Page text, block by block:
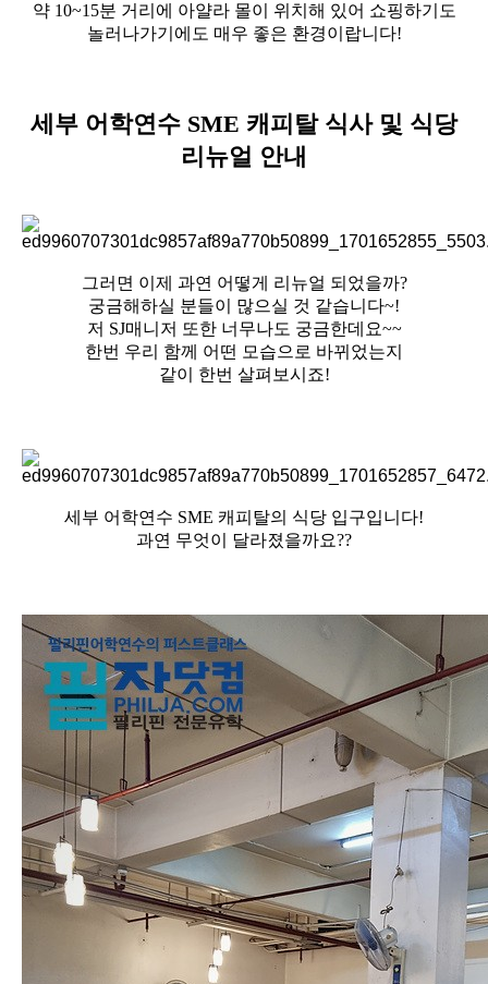
약 10~15분 거리에 아얄라 몰이 위치해 있어 쇼핑하기도
놀러나가기에도 매우 좋은 환경이랍니다!
세부 어학연수 SME 캐피탈 식사 및 식당
리뉴얼 안내
그러면 이제 과연 어떻게 리뉴얼 되었을까?
궁금해하실 분들이 많으실 것 같습니다~!
저 SJ매니저 또한 너무나도 궁금한데요~~
한번 우리 함께 어떤 모습으로 바뀌었는지
같이 한번 살펴보시죠!
세부 어학연수 SME 캐피탈의 식당 입구입니다!
과연 무엇이 달라졌을까요??